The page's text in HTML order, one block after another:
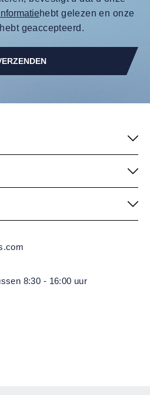
hebt gelezen en onze
hebt geaccepteerd.
8:30 - 16:00 uur